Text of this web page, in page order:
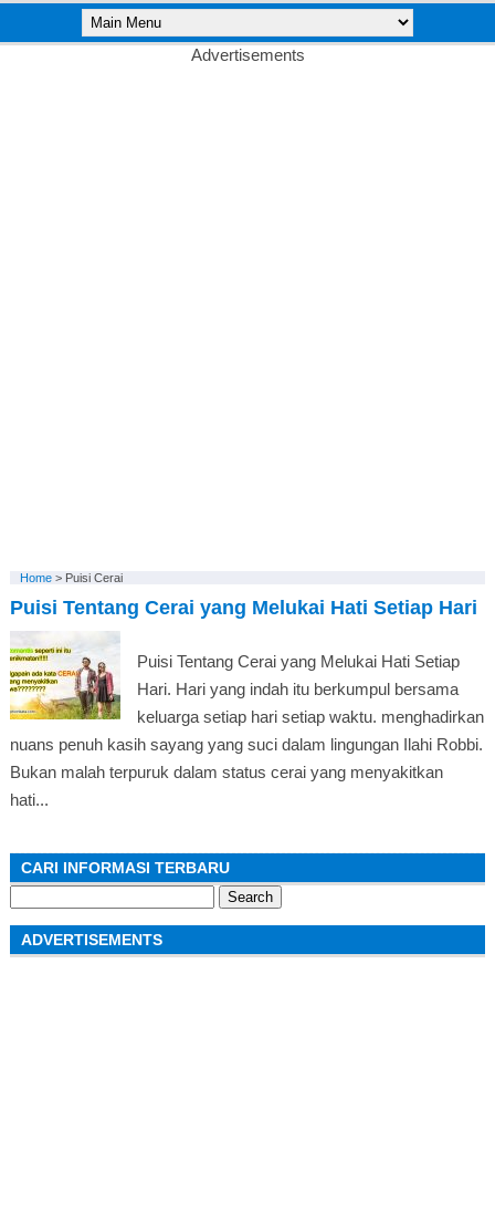
Advertisements
Home> Puisi Cerai
Puisi Tentang Cerai yang Melukai Hati Setiap Hari
Puisi Tentang Cerai yang Melukai Hati Setiap
Hari. Hari yang indah itu berkumpul bersama
keluarga setiap hari setiap waktu. menghadirkan
nuans penuh kasih sayang yang suci dalam lingungan Ilahi Robbi.
Bukan malah terpuruk dalam status cerai yang menyakitkan
hati...
CARI INFORMASI TERBARU
for:
ADVERTISEMENTS